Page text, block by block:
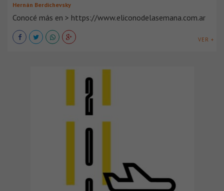
Hernán Berdichevsky
Conocé más en > https://www.eliconodelasemana.com.ar
VER +